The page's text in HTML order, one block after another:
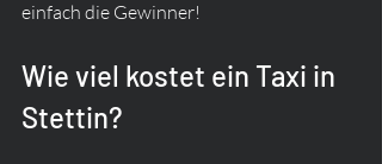
einfach die Gewinner!
Wie viel kostet ein Taxi in
Stettin?